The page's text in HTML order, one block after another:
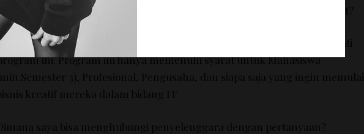
ada persyaratan acara tersebut ?
memiliki persyaratan
mengikuti
ini.Program ini hanyamemenuhi syarat untukMahasiswa
min.Semester
3 ), Profesional, Pengusaha, dan siapa saja yang ingin memulai
kreatif mereka dalam bidang IT
saya bisa menghubungi penyelenggara dengan pertanyaan ?